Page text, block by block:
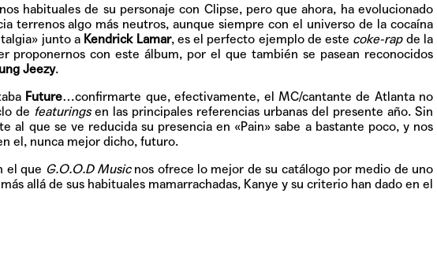
habituales de su personaje con Clipse, pero que ahora, ha evolucionado
terrenos algo más neutros, aunque siempre con el universo de la cocaína
junto a Kendrick Lamar, es el perfecto ejemplo de este coke-rapde la
proponernos con este álbum, por el que también se pasean reconocidos
Jeezy.
Future…confirmarte que, efectivamente, el MC/cantante de Atlanta no
de featuringsen las principales referencias urbanas del presente año. Sin
al que se ve reducida su presencia en «Pain» sabe a bastante poco, y nos
el, nunca mejor dicho, futuro.
el que G.O.O.D Musicnos ofrece lo mejor de su catálogo por medio de uno
allá de sus habituales mamarrachadas, Kanye y su criterio han dado en el